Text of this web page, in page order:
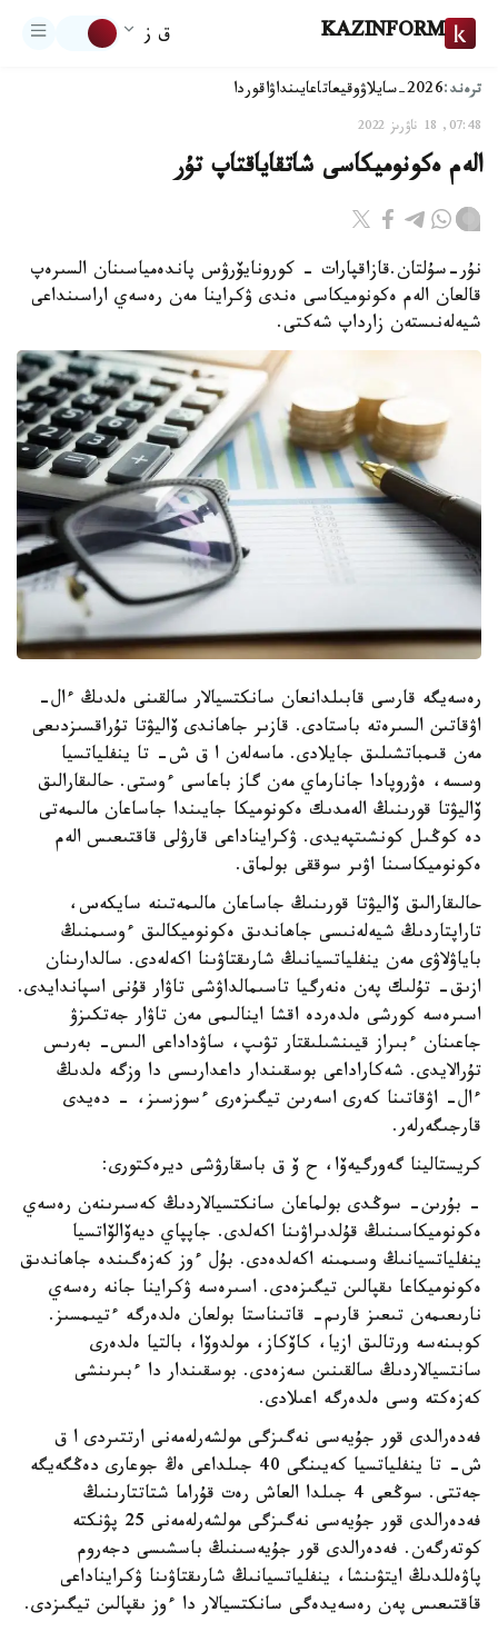
KAZINFORM ق ز
ترەند:2026-سايلاۋ وقيعاتاعايىنداۋاقوردا
07:48, 18 ناۋرىز 2022
الەم ەكونوميكاسى شاتقاياقتاپ تۇر
نۇر-سۇلتان.قازاقپارات - كورونايۆرۋس پاندەمياسىنان السىرەپ
قالعان الەم ەكونوميكاسى ەندى ۋكراينا مەن رەسەي اراسىنداعى
شيەلەنىستەن زارداپ شەكتى.
رەسەيگە قارسى قابىلدانعان سانكتسيالار سالقىنى ەلدىڭ ءال-
اۋقاتىن السىرەتە باستادى. قازىر جاھاندى ۆاليۋتا تۇراقسىزدىعى
مەن قىمباتشىلىق جايلادى. ماسەلەن ا ق ش- تا ينفلياتسيا
وسسە، ەۋروپادا جانارماي مەن گاز باعاسى ءوستى. حالىقارالىق
ۆاليۋتا قورىنىڭ الەمدىك ەكونوميكا جايىندا جاساعان مالىمەتى
دە كوڭىل كونشىتپەيدى. ۋكرايناداعى قارۋلى قاقتىعىس الەم
ەكونوميكاسىنا اۋىر سوققى بولماق.
حالىقارالىق ۆاليۋتا قورىنىڭ جاساعان مالىمەتىنە سايكەس،
تاراپتاردىڭ شيەلەنىسى جاھاندىق ەكونوميكالىق ءوسىمنىڭ
باياۋلاۋى مەن ينفلياتسيانىڭ شارىقتاۋىنا اكەلەدى. سالدارىنان
ازىق- تۇلىك پەن ەنەرگيا تاسىمالداۋشى تاۋار قۇنى اسپاندايدى.
اسىرەسە كورشى ەلدەردە اقشا اينالىمى مەن تاۋار جەتكىزۋ
جاعىنان ءبىراز قيىنشىلىقتار تۋىپ، ساۋداداعى الىس- بەرىس
تۇرالايدى. شەكاراداعى بوسقىندار داعدارىسى دا وزگە ەلدىڭ
ءال- اۋقاتىنا كەرى اسەرىن تيگىزەرى ءسوزسىز، - دەيدى
قارجىگەرلەر.
كريستالينا گەورگيەۆا، ح ۆ ق باسقارۋشى ديرەكتورى:
- بۇرىن- سوڭدى بولماعان سانكتسيالاردىڭ كەسىرىنەن رەسەي
ەكونوميكاسىنىڭ قۇلدىراۋىنا اكەلدى. جاپپاي ديەۆالۆاتسيا
ينفلياتسيانىڭ وسىمىنە اكەلدەدى. بۇل ءوز كەزەگىندە جاھاندىق
ەكونوميكاعا ىقپالىن تيگىزەدى. اسىرەسە ۋكراينا جانە رەسەي
نارىعىمەن تىعىز قارىم- قاتىناستا بولعان ەلدەرگە ءتيىمسىز.
كوبىنەسە ورتالىق ازيا، كاۆكاز، مولدوۆا، بالتيا ەلدەرى
سانتسيالاردىڭ سالقىنىن سەزەدى. بوسقىندار دا ءبىرىنشى
كەزەكتە وسى ەلدەرگە اعىلادى.
فەدەرالدى قور جۇيەسى نەگىزگى مولشەرلەمەنى ارتتىردى ا ق
ش- تا ينفلياتسيا كەيىنگى 40 جىلداعى ەڭ جوعارى دەڭگەيگە
جەتتى. سوڭعى 4 جىلدا العاش رەت قۇراما شتاتتارىنىڭ
فەدەرالدى قور جۇيەسى نەگىزگى مولشەرلەمەنى 25 پۋنكتە
كوتەرگەن. فەدەرالدى قور جۇيەسىنىڭ باسشىسى دجەروم
پاۋەللدىڭ ايتۋىنشا، ينفلياتسيانىڭ شارىقتاۋىنا ۋكرايناداعى
قاقتىعىس پەن رەسەيدەگى سانكتسيالار دا ءوز ىقپالىن تيگىزدى.